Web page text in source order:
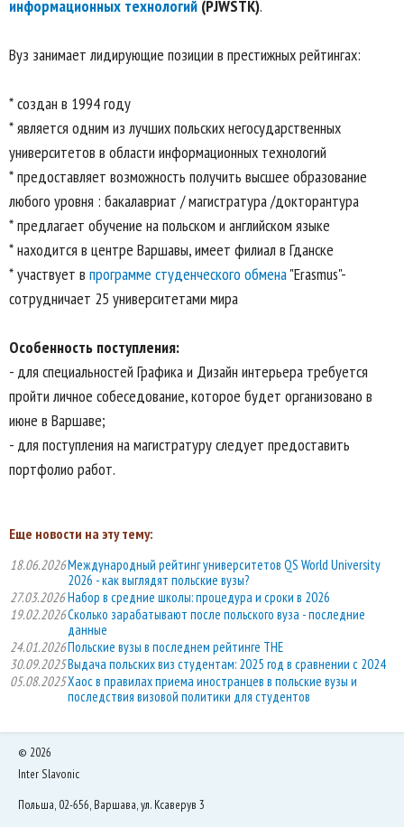
информационных технологий (PJWSTK).
Вуз занимает лидирующие позиции в престижных рейтингах:
* создан в 1994 году
* является одним из лучших польских негосударственных
университетов в области информационных технологий
* предоставляет возможность получить высшее образование
любого уровня : бакалавриат / магистратура /докторантура
* предлагает обучение на польском и английском языке
* находится в центре Варшавы, имеет филиал в Гданске
* участвует в программе студенческого обмена"Erasmus"-
сотрудничает 25 университетами мира
Особенность поступления:
- для специальностей Графика и Дизайн интерьера требуется
пройти личное собеседование, которое будет организовано в
июне в Варшаве;
- для поступления на магистратуру следует предоставить
портфолио работ.
Еще новости на эту тему:
18.06.2026Международный рейтинг университетов QS World University
2026 - как выглядят польские вузы?
27.03.2026Набор в средние школы: процедура и сроки в 2026
19.02.2026Сколько зарабатывают после польского вуза - последние
данные
24.01.2026Польские вузы в последнем рейтинге THE
30.09.2025Выдача польских виз студентам: 2025 год в сравнении с 2024
05.08.2025Хаос в правилах приема иностранцев в польские вузы и
последствия визовой политики для студентов
© 2026
Inter Slavonic
Польша, 02-656, Варшава, ул. Ксаверув 3